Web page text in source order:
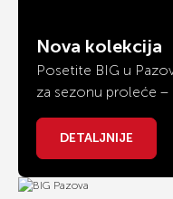
Nova kolekcija
Posetite BIG u
za sezonu proleće
DETALJNIJE